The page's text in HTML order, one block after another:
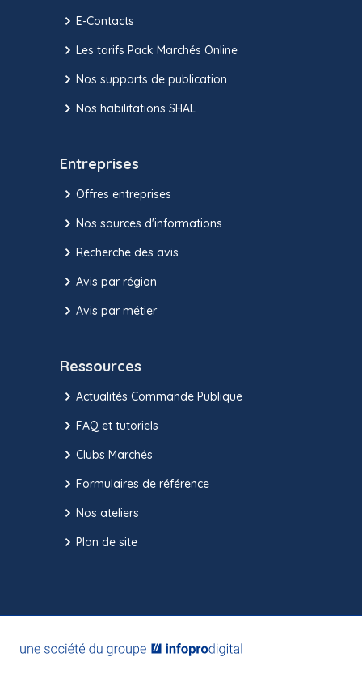
E-Contacts
Les tarifs Pack Marchés Online
Nos supports de publication
Nos habilitations SHAL
Entreprises
Offres entreprises
Nos sources d'informations
Recherche des avis
Avis par région
Avis par métier
Ressources
Actualités Commande Publique
FAQ et tutoriels
Clubs Marchés
Formulaires de référence
Nos ateliers
Plan de site